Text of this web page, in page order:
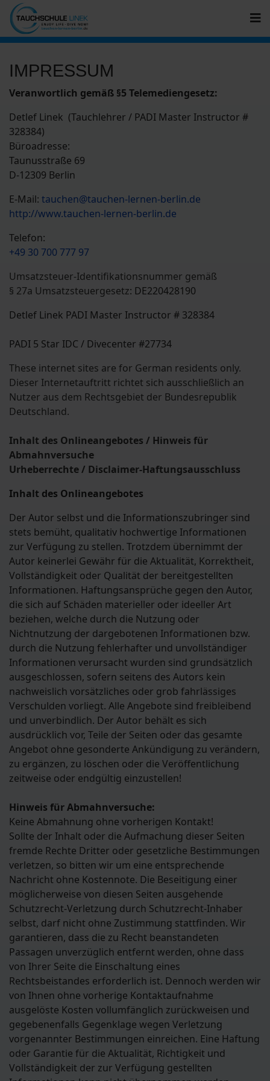
IMPRESSUM
Veranwortlich gemäß §5 Telemediengesetz:
Detlef Linek (Tauchlehrer / PADI Master Instructor #
328384)
Büroadresse:
Taunusstraße 69
D-12309 Berlin
E-Mail: tauchen@tauchen-lernen-berlin.de
http://www.tauchen-lernen-berlin.de
Telefon:
+49 30 700 777 97
Umsatzsteuer-Identifikationsnummer gemäß
§ 27a Umsatzsteuergesetz: DE220428190
Detlef Linek PADI Master Instructor # 328384
PADI 5 Star IDC / Divecenter #27734
These internet sites are for German residents only.
Dieser Internetauftritt richtet sich ausschließlich an
Nutzer aus dem Rechtsgebiet der Bundesrepublik
Deutschland.
Inhalt des Onlineangebotes / Hinweis für
Abmahnversuche
Urheberrechte / Disclaimer-Haftungsausschluss
Inhalt des Onlineangebotes
Der Autor selbst und die Informationszubringer sind
stets bemüht, qualitativ hochwertige Informationen
zur Verfügung zu stellen. Trotzdem übernimmt der
Autor keinerlei Gewähr für die Aktualität, Korrektheit,
Vollständigkeit oder Qualität der bereitgestellten
Informationen. Haftungsansprüche gegen den Autor,
die sich auf Schäden materieller oder ideeller Art
beziehen, welche durch die Nutzung oder
Nichtnutzung der dargebotenen Informationen bzw.
durch die Nutzung fehlerhafter und unvollständiger
Informationen verursacht wurden sind grundsätzlich
ausgeschlossen, sofern seitens des Autors kein
nachweislich vorsätzliches oder grob fahrlässiges
Verschulden vorliegt. Alle Angebote sind freibleibend
und unverbindlich. Der Autor behält es sich
ausdrücklich vor, Teile der Seiten oder das gesamte
Angebot ohne gesonderte Ankündigung zu verändern,
zu ergänzen, zu löschen oder die Veröffentlichung
zeitweise oder endgültig einzustellen!
Hinweis für Abmahnversuche:
Keine Abmahnung ohne vorherigen Kontakt!
Sollte der Inhalt oder die Aufmachung dieser Seiten
fremde Rechte Dritter oder gesetzliche Bestimmungen
verletzen, so bitten wir um eine entsprechende
Nachricht ohne Kostennote. Die Beseitigung einer
möglicherweise von diesen Seiten ausgehende
Schutzrecht-Verletzung durch Schutzrecht-Inhaber
selbst, darf nicht ohne Zustimmung stattfinden. Wir
garantieren, dass die zu Recht beanstandeten
Passagen unverzüglich entfernt werden, ohne dass
von Ihrer Seite die Einschaltung eines
Rechtsbeistandes erforderlich ist. Dennoch werden wir
von Ihnen ohne vorherige Kontaktaufnahme
ausgelöste Kosten vollumfänglich zurückweisen und
gegebenenfalls Gegenklage wegen Verletzung
vorgenannter Bestimmungen einreichen. Eine Haftung
oder Garantie für die Aktualität, Richtigkeit und
Vollständigkeit der zur Verfügung gestellten